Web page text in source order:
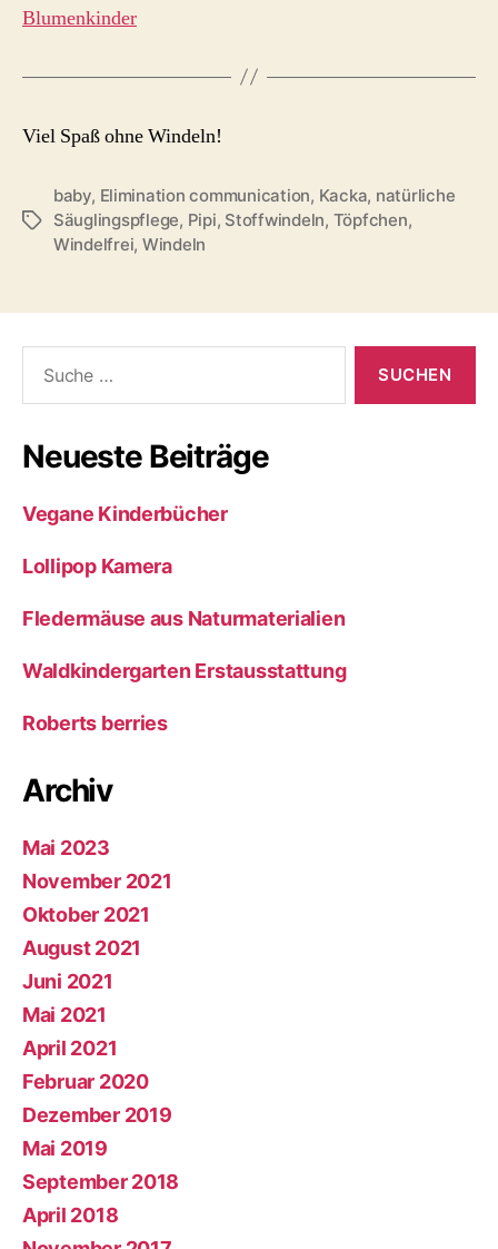
Blumenkinder
Viel Spaß ohne Windeln!
Schlagwörter
baby, Elimination communication, Kacka, natürliche
Säuglingspflege, Pipi, Stoffwindeln, Töpfchen,
Windelfrei, Windeln
nach:
Neueste Beiträge
Vegane Kinderbücher
Lollipop Kamera
Fledermäuse aus Naturmaterialien
Waldkindergarten Erstausstattung
Roberts berries
Archiv
Mai 2023
November 2021
Oktober 2021
August 2021
Juni 2021
Mai 2021
April 2021
Februar 2020
Dezember 2019
Mai 2019
September 2018
April 2018